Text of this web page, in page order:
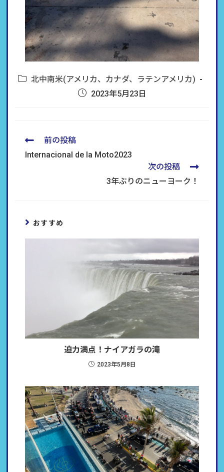
北中南米(アメリカ、カナダ、ラテンアメリカ)
2023年5月23日
前の投稿
Internacional de la Moto2023
次の投稿
3年ぶりのニューヨーク！
おすすめ
迫力満点！ナイアガラの滝
2023年5月8日